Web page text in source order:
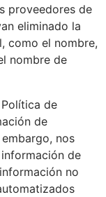
proveedores de
eliminado la
como el nombre,
nombre de
de
de
nos
de
no